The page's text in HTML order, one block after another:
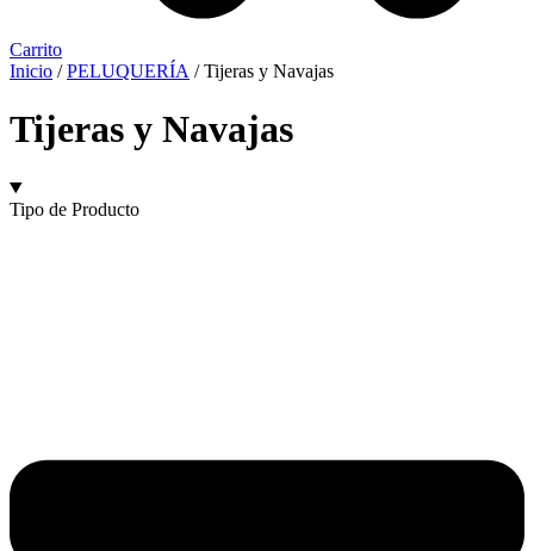
Carrito
Inicio /PELUQUERÍA / Tijeras y Navajas
Tijeras y Navajas
Tipo de Producto